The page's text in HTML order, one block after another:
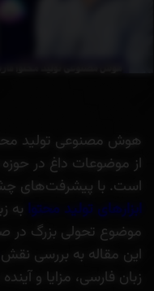
هوش مصنوعی تولید
از موضوعات داغ در حوزه
است. با پیشرفت‌های
ابزارهای تولید محتوا به
موضوع تحولی بزرگ در
این مقاله به بررسی نقش
زبان فارسی، مزایا و